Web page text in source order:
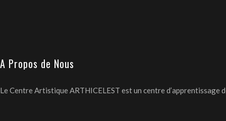
A Propos de Nous
Le Centre Artistique ARTHICELEST est un centre d’apprentissage